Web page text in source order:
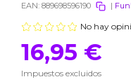
EAN: 889698596190 |
No hay
16,95 €
Impuestos excluidos